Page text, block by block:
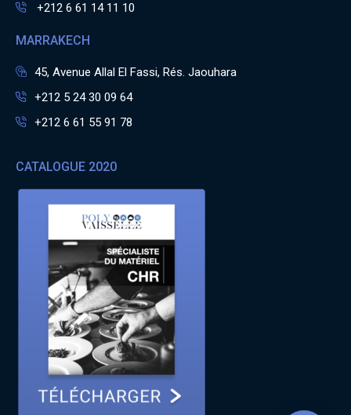
+212 6 61 14 11 10
MARRAKECH
45, Avenue Allal El Fassi, Rés. Jaouhara
+212 5 24 30 09 64
+212 6 61 55 91 78
CATALOGUE 2020